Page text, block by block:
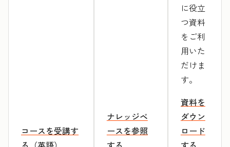
コースを受講す
ナレッジベ
ースを参照
に役立
つ資料
をご利
用いた
だけま
す。
資料を
ダウン
ロード